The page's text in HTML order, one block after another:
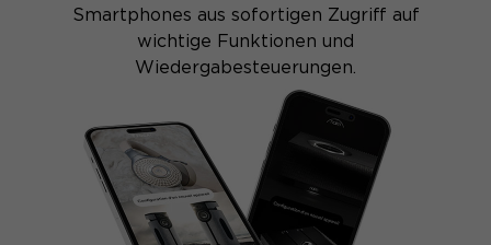
Smartphones aus sofortigen Zugriff auf
wichtige Funktionen und
Wiedergabesteuerungen.